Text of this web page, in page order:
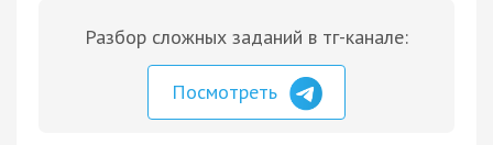
Разбор сложных заданий в тг-канале:
Посмотреть